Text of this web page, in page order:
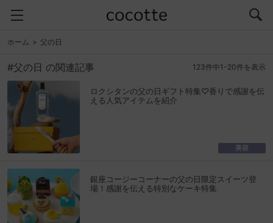
ホーム 父の日
#父の日 の関連記事 123件中1-20件を表示
ロクシタンの父の日ギフト特集♡香りで感謝を伝
える人気アイテムを紹介
美容
銀座コージーコーナーの父の日限定スイーツ登
場！感謝を伝える特別なケーキ特集